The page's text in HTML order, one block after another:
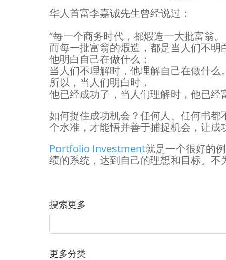
华人首富李嘉诚先生曾经说过：
“每一个商务时代，都煆造一大批富翁。
而每一批富翁的煆造，都是当人们不明
他明白自己在做什么；
当人们不理解时，他理解自己在做什么
所以，当人们明白时，
他已经成功了，当人们理解时，他已经
如何捉住成功机会？任何人、任何书
个水准，才能悟并善于捕捉机会，让成
Portfolio Investment就是一个很好的
绩的系统，达到自己的理想和目标。
搜索更多
更多分类